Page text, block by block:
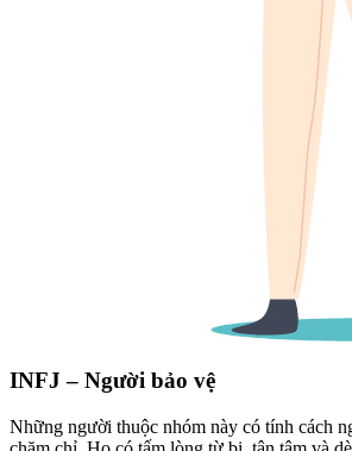
INFJ – Người bảo vệ
Những người thuộc nhóm này có tính cách